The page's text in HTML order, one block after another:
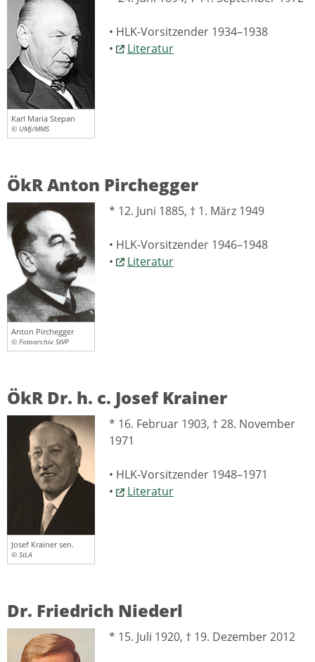
Karl Maria Stepan
© UMJ/MMS
• HLK-Vorsitzender 1934–1938
•
Literatur
ÖkR Anton Pirchegger
Anton Pirchegger
© Fotoarchiv StVP
* 12. Juni 1885, † 1. März 1949
• HLK-Vorsitzender 1946–1948
•
Literatur
ÖkR Dr. h. c. Josef Krainer
Josef Krainer sen.
© StLA
* 16. Februar 1903, † 28. November
1971
• HLK-Vorsitzender 1948–1971
•
Literatur
Dr. Friedrich Niederl
* 15. Juli 1920, † 19. Dezember 2012